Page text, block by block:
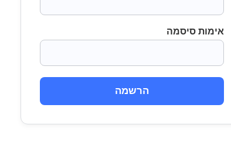
אימות סיסמה
הרשמה